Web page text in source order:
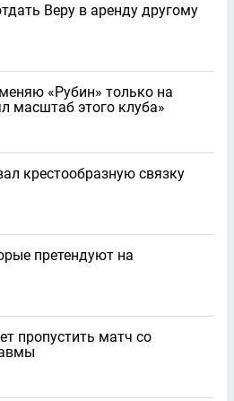
Веру в аренду другому
«Рубин» только на
масштаб этого клуба»
крестообразную связку
претендуют на
пропустить матч со